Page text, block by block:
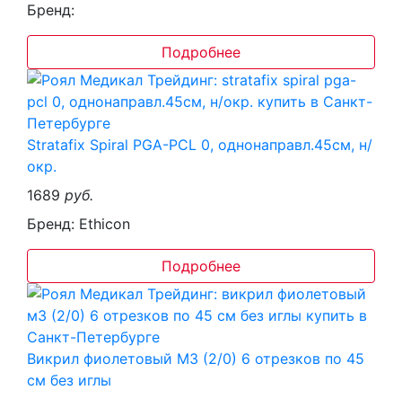
Бренд:
Подробнее
Stratafix Spiral PGA-PCL 0, однонаправл.45см, н/
окр.
1689 руб.
Бренд: Ethicon
Подробнее
Викрил фиолетовый М3 (2/0) 6 отрезков по 45
см без иглы